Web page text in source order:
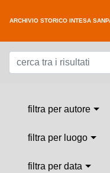
ARCHIVIO STORICO INTESA
filtra per autore
filtra per luogo
filtra per data